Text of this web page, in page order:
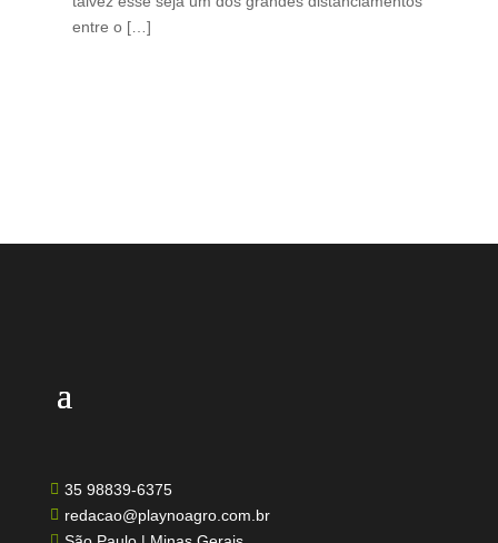
entre o […]
 35 98839-6375
 redacao@playnoagro.com.br